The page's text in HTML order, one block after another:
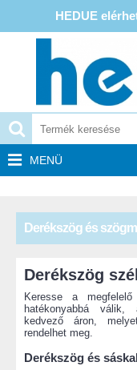
HEDUE
MENÜ
Derékszög és
Derékszög
Keresse a
hatékonyabbá válik,
kedvező áron,
rendelhet meg.
Derékszög és